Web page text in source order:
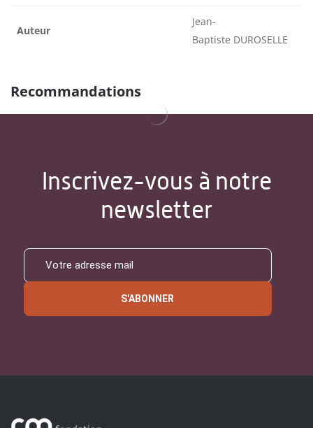
Auteur
Jean-
Baptiste DUROSELLE
Recommandations
Inscrivez-vous à notre
newsletter
S'ABONNER